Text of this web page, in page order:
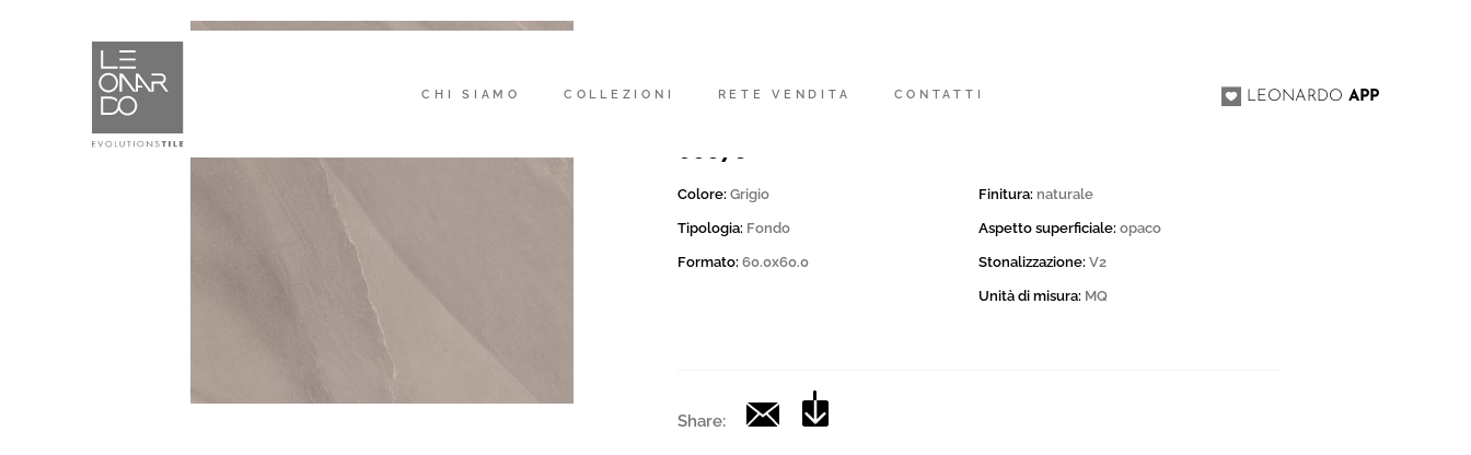
CHI SIAMO COLLEZIONI RETE VENDITA CONTATTI LEONARDOAPP
00676
Colore: Grigio
Tipologia: Fondo
Formato: 60.0x60.0
Finitura: naturale
Aspetto superficiale: opaco
Stonalizzazione: V2
Unità di misura: MQ
Share: